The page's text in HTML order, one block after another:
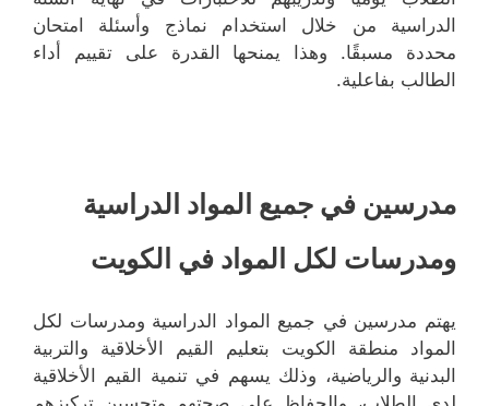
الدراسية من خلال استخدام نماذج وأسئلة امتحان
محددة مسبقًا. وهذا يمنحها القدرة على تقييم أداء
الطالب بفاعلية.
مدرسين في جميع المواد الدراسية
ومدرسات لكل المواد في الكويت
يهتم مدرسين في جميع المواد الدراسية ومدرسات لكل
المواد منطقة الكويت بتعليم القيم الأخلاقية والتربية
البدنية والرياضية، وذلك يسهم في تنمية القيم الأخلاقية